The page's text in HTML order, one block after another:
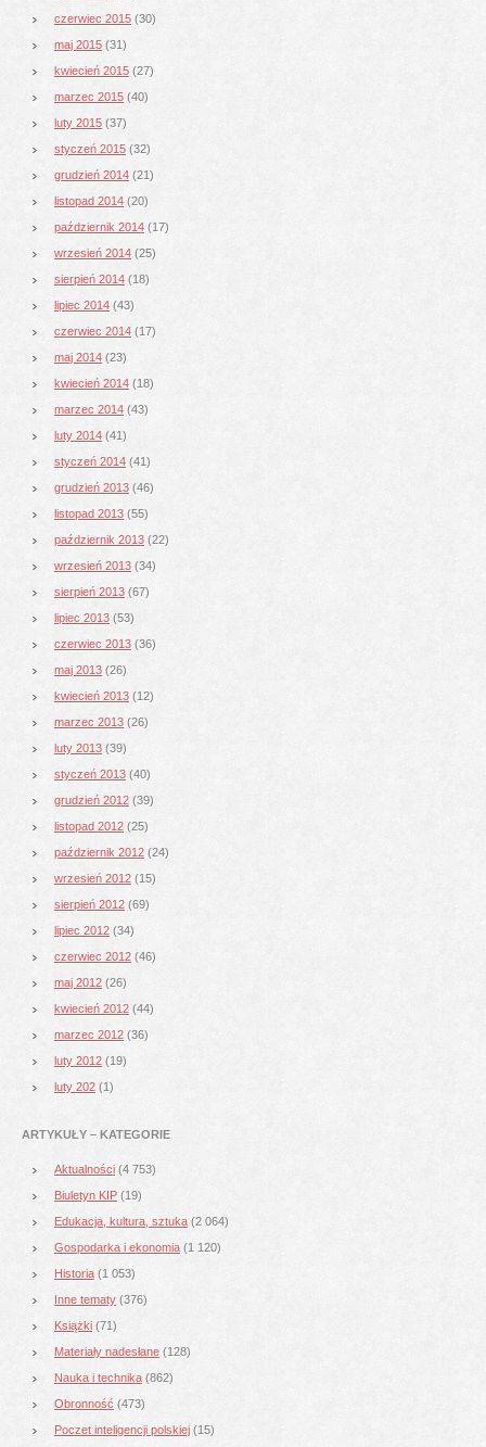
czerwiec 2015 (30)
maj 2015 (31)
kwiecień 2015 (27)
marzec 2015 (40)
luty 2015 (37)
styczeń 2015 (32)
grudzień 2014 (21)
listopad 2014 (20)
październik 2014 (17)
wrzesień 2014 (25)
sierpień 2014 (18)
lipiec 2014 (43)
czerwiec 2014 (17)
maj 2014 (23)
kwiecień 2014 (18)
marzec 2014 (43)
luty 2014 (41)
styczeń 2014 (41)
grudzień 2013 (46)
listopad 2013 (55)
październik 2013 (22)
wrzesień 2013 (34)
sierpień 2013 (67)
lipiec 2013 (53)
czerwiec 2013 (36)
maj 2013 (26)
kwiecień 2013 (12)
marzec 2013 (26)
luty 2013 (39)
styczeń 2013 (40)
grudzień 2012 (39)
listopad 2012 (25)
październik 2012 (24)
wrzesień 2012 (15)
sierpień 2012 (69)
lipiec 2012 (34)
czerwiec 2012 (46)
maj 2012 (26)
kwiecień 2012 (44)
marzec 2012 (36)
luty 2012 (19)
luty 202 (1)
ARTYKUŁY – KATEGORIE
Aktualności (4 753)
Biuletyn KIP (19)
Edukacja, kultura, sztuka (2 064)
Gospodarka i ekonomia (1 120)
Historia (1 053)
Inne tematy (376)
Książki (71)
Materiały nadesłane (128)
Nauka i technika (862)
Obronność (473)
Poczet inteligencji polskiej (15)